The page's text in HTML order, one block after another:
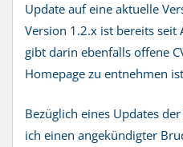
Update auf eine aktuelle
Version 1.2.x ist bereits seit
gibt darin ebenfalls offene
Homepage zu entnehmen
Bezüglich eines Updates
ich einen angekündigter